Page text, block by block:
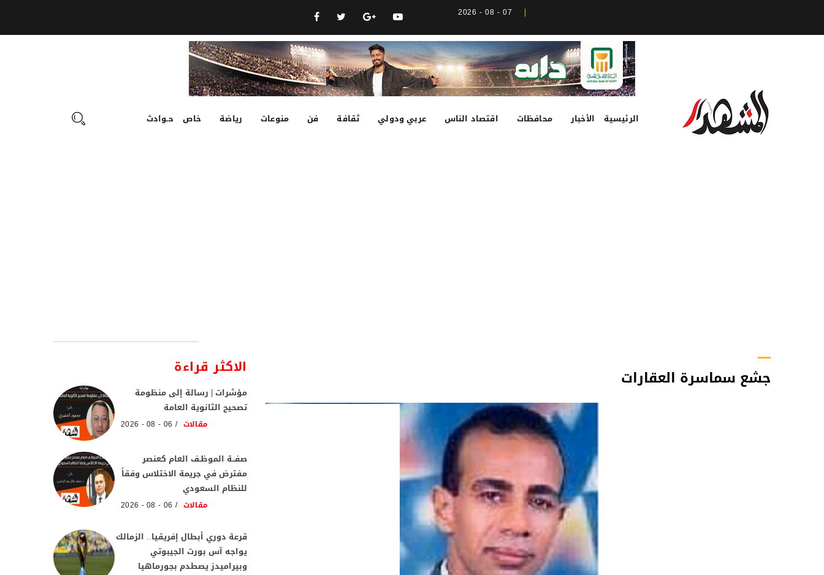
07 - 08 - 2026
الرئيسية الأخبار محافظات اقتصاد الناس عربي ودولي ثقافة فن منوعات رياضة خاص حـوادث
جشع سماسرة العقارات الاكثر قراءة
مؤشرات | رسالة إلى منظومة
تصحيح الثانوية العامة
مقالات 06 - 08 - 2026
صفــة الموظـف العام كعنصر
مفترض في جريمة الاختلاس وفقاً
للنظام السعودي
مقالات 06 - 08 - 2026
قرعة دوري أبطال إفريقيا.. الزمالك
يواجه آس بورت الجيبوتي
وبيراميدز يصطدم بجورماهيا